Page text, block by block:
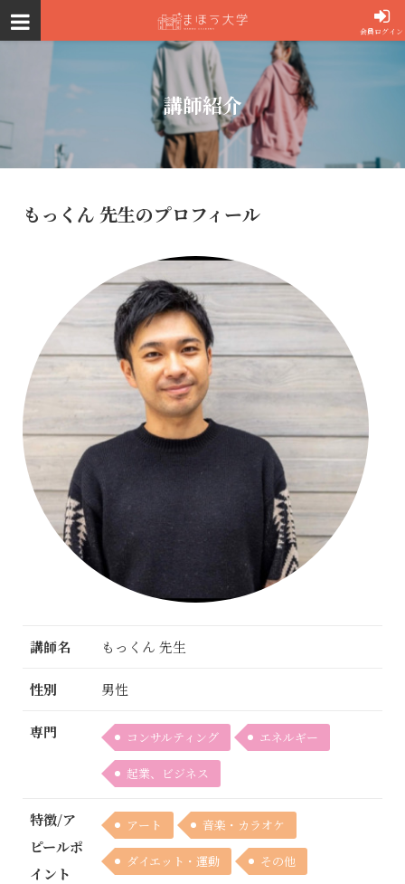
会員ログイン
講師紹介
もっくん 先生のプロフィール
講師名 もっくん 先生
性別 男性
専門 コンサルティング エネルギー
起業、ビジネス
特徴/ア
ピールポ
イント
アート 音楽・カラオケ
ダイエット・運動 その他